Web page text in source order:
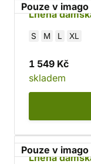
Pouze v imago
Lněná
S M L XL
1 549 Kč
skladem
Pouze v imago
Lněná